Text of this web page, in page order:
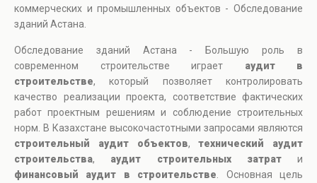
коммерческих и промышленных объектов - Обследование
зданий Астана.
Обследование зданий Астана - Большую роль в
современном строительстве играет аудит в
строительстве, который позволяет контролировать
качество реализации проекта, соответствие фактических
работ проектным решениям и соблюдение строительных
норм. В Казахстане высокочастотными запросами являются
строительный аудит объектов,технический аудит
строительства, аудит строительных затрати
финансовый аудит в строительстве . Основная цель